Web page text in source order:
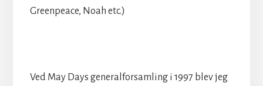
Greenpeace, Noah etc.)
Ved May Days generalforsamling i 1997 blev jeg